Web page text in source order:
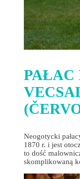
PAŁAC
Neogotycki
1870 r. i jest
to dość
skomplikowaną